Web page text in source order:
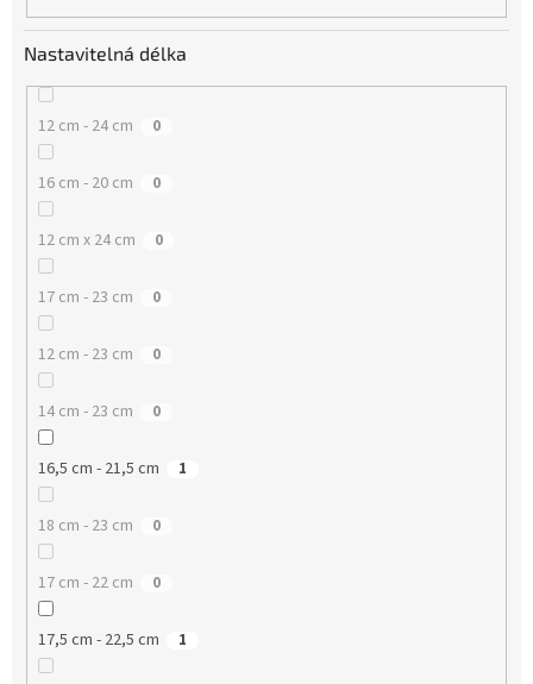
Nastavitelná délka
12 cm - 24 cm 0
16 cm - 20 cm 0
12 cm x 24 cm 0
17 cm - 23 cm 0
12 cm - 23 cm 0
14 cm - 23 cm 0
16,5 cm - 21,5 cm 1
18 cm - 23 cm 0
17 cm - 22 cm 0
17,5 cm - 22,5 cm 1